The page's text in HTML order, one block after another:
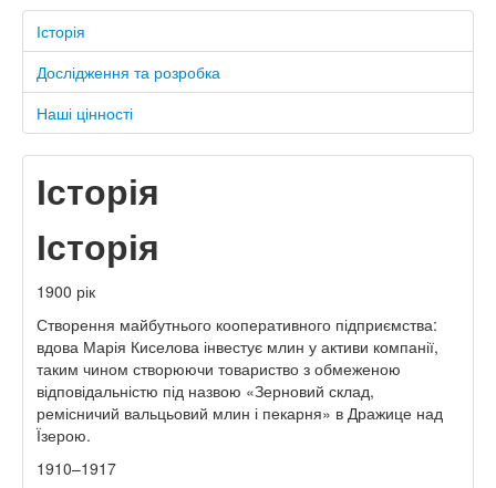
Історія
Дослідження та розробка
Наші цінності
Історія
Історія
1900 рік
Створення майбутнього кооперативного підприємства:
вдова Марія Киселова інвестує млин у активи компанії,
таким чином створюючи товариство з обмеженою
відповідальністю під назвою «Зерновий склад,
ремісничий вальцьовий млин і пекарня» в Дражице над
Їзерою.
1910–1917